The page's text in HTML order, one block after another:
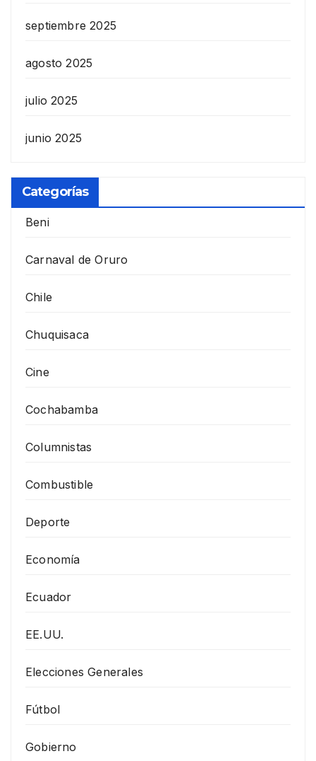
septiembre 2025
agosto 2025
julio 2025
junio 2025
Categorías
Beni
Carnaval de Oruro
Chile
Chuquisaca
Cine
Cochabamba
Columnistas
Combustible
Deporte
Economía
Ecuador
EE.UU.
Elecciones Generales
Fútbol
Gobierno